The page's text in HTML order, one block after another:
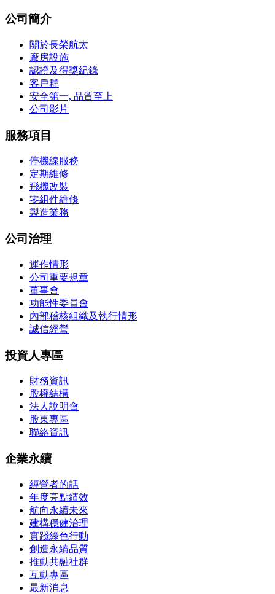
公司簡介
關於長榮航太
廠房設施
認證及得獎紀錄
客戶群
安全第一, 品質至上
公司影片
服務項目
停機線服務
定期維修
飛機改裝
零組件維修
製造業務
公司治理
運作情形
公司重要規章
董事會
功能性委員會
內部稽核組織及執行情形
誠信經營
投資人專區
財務資訊
股權結構
法人說明會
股東專區
聯絡資訊
企業永續
經營者的話
年度亮點績效
航向永續未來
建構穩健治理
實踐綠色行動
創造永續品質
推動共融社群
互動專區
最新消息